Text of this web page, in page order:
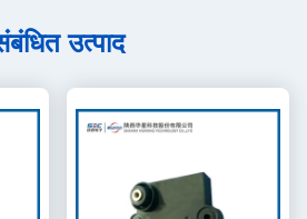
उत्पाद